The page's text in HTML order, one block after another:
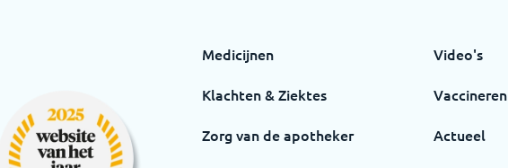
Medicijnen
Klachten & Ziektes
Zorg van de apotheker
Video's
Vaccineren
Actueel